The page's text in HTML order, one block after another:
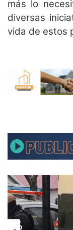
más lo
diversas
vida de estos